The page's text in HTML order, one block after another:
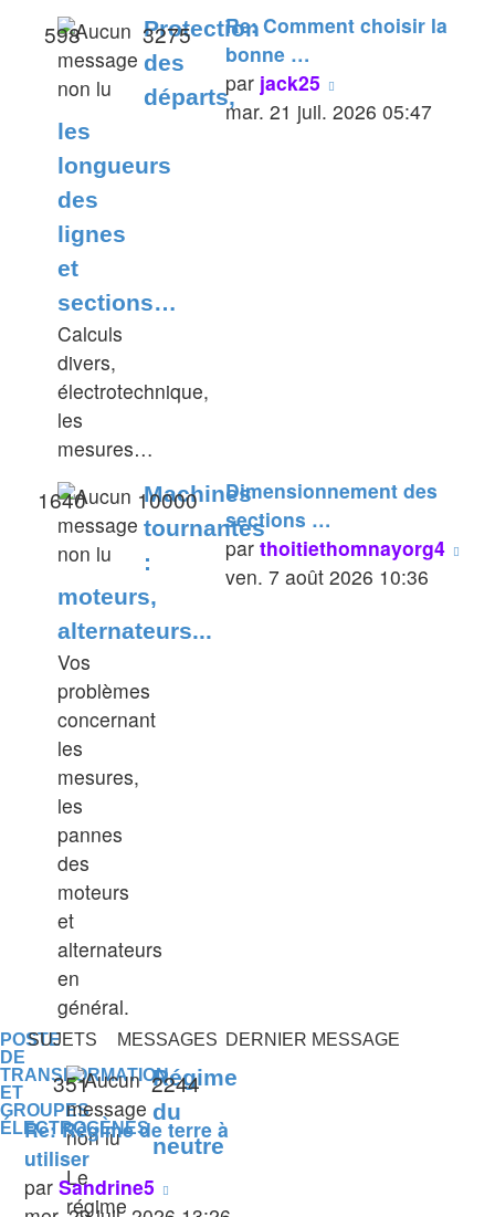
Protection
des
départs,
les
longueurs
des
lignes
et
sections…
Calculs
divers,
électrotechnique,
les
mesures…
598 3275
Re: Comment choisir la
bonne …
par jack25
le
mar. 21 juil. 2026 05:47
Machines
tournantes
:
moteurs,
alternateurs...
Vos
problèmes
concernant
les
mesures,
les
pannes
des
moteurs
et
alternateurs
en
général.
1640 10000
Dimensionnement des
sections …
par thoitiethomnayorg4
ven. 7 août 2026 10:36
POSTE
DE
TRANSFORMATION
ET
GROUPES
ÉLECTROGÈNES
SUJETS MESSAGES DERNIER MESSAGE
Régime
du
neutre
Le
régime
351 2244
Re: Régime de terre à
utiliser
par Sandrine5